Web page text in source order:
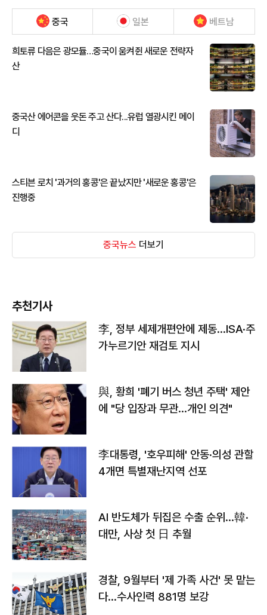
중국 일본 베트남
희토류 다음은 광모듈…중국이 움켜쥔 새로운 전략자
산
중국산 에어콘을 웃돈 주고 산다...유럽 열광시킨 메이
디
스티븐 로치 '과거의 홍콩'은 끝났지만 '새로운 홍콩'은
진행중
중국뉴스 더보기
추천기사
李, 정부 세제개편안에 제동…ISA·주
가누르기안 재검토 지시
與, 황희 '폐기 버스 청년 주택' 제안
에 "당 입장과 무관…개인 의견"
李대통령, '호우피해' 안동·의성 관할
4개면 특별재난지역 선포
AI 반도체가 뒤집은 수출 순위…韓·
대만, 사상 첫 日 추월
경찰, 9월부터 '제 가족 사건' 못 맡는
다…수사인력 881명 보강